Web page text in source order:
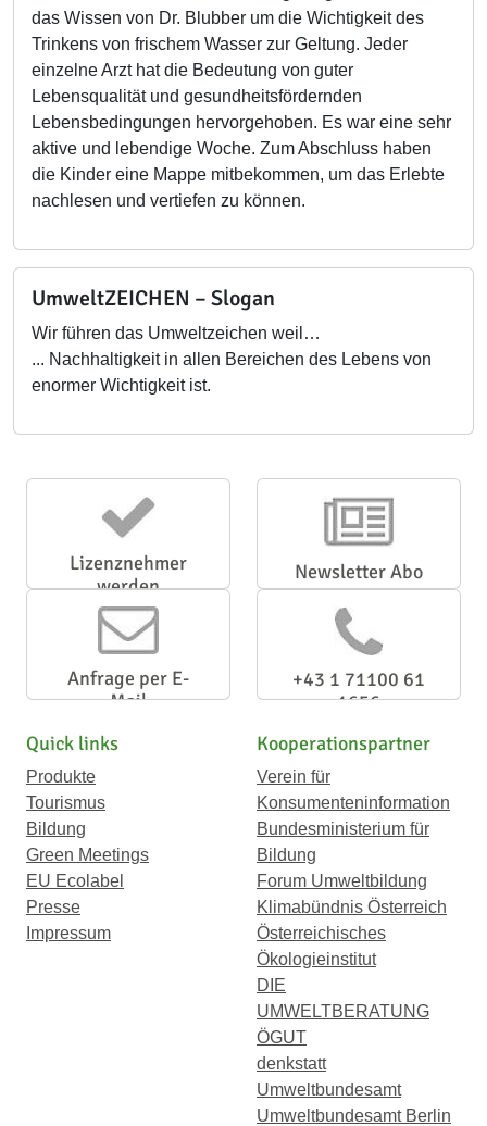
das Wissen von Dr. Blubber um die Wichtigkeit des
Trinkens von frischem Wasser zur Geltung. Jeder
einzelne Arzt hat die Bedeutung von guter
Lebensqualität und gesundheitsfördernden
Lebensbedingungen hervorgehoben. Es war eine sehr
aktive und lebendige Woche. Zum Abschluss haben
die Kinder eine Mappe mitbekommen, um das Erlebte
nachlesen und vertiefen zu können.
UmweltZEICHEN – Slogan
Wir führen das Umweltzeichen weil…
... Nachhaltigkeit in allen Bereichen des Lebens von
enormer Wichtigkeit ist.
Lizenznehmer
werden
Newsletter Abo
Anfrage per E-
Mail
+43 1 71100 61
1656
Quick links
Produkte
Tourismus
Bildung
Green Meetings
EU Ecolabel
Presse
Impressum
Kooperationspartner
Verein für
Konsumenteninformation
Bundesministerium für
Bildung
Forum Umweltbildung
Klimabündnis Österreich
Österreichisches
Ökologieinstitut
DIE
UMWELTBERATUNG
ÖGUT
denkstatt
Umweltbundesamt
Umweltbundesamt Berlin